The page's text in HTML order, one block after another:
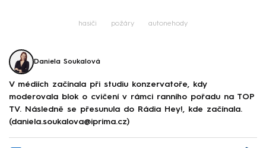
hasiči požáry autonehody
Daniela Soukalová
V médiích začínala při studiu konzervatoře, kdy
moderovala blok o cvičení v rámci ranního pořadu na TOP
TV. Následně se přesunula do Rádia Hey!, kde začínala.
(daniela.soukalova@iprima.cz)